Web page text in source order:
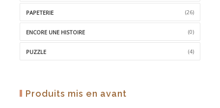
PAPETERIE (26)
ENCORE UNE HISTOIRE (0)
PUZZLE (4)
Produits mis en avant